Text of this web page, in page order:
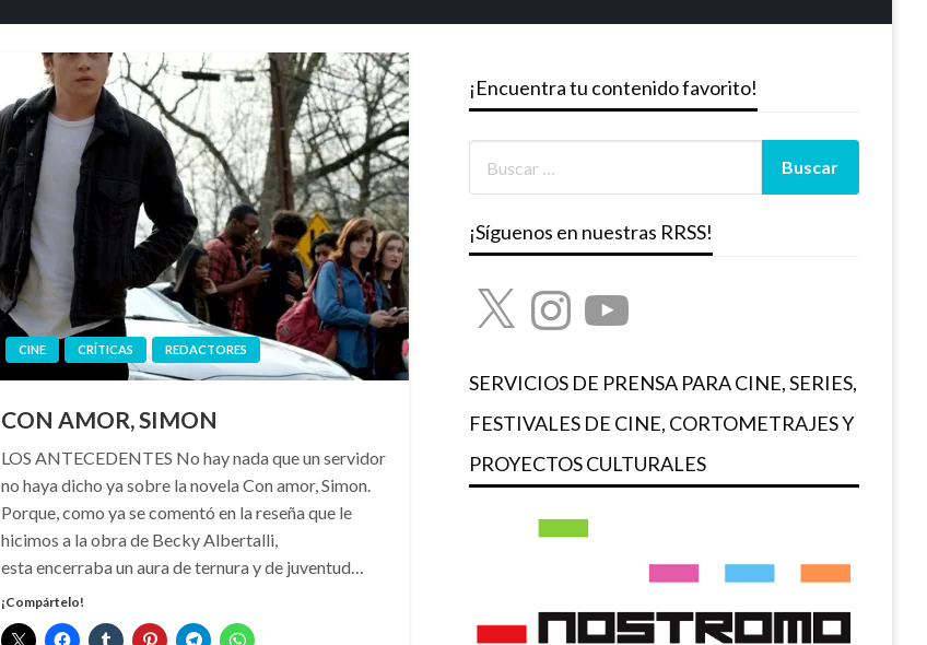
CINE CRÍTICAS REDACTORES
CON AMOR, SIMON
LOS ANTECEDENTES No hay nada que un servidor
no haya dicho ya sobre la novela Con amor, Simon.
Porque, como ya se comentó en la reseña que le
hicimos a la obra de Becky Albertalli,
esta encerraba un aura de ternura y de juventud…
¡Compártelo!
¡Encuentra tu contenido favorito!
¡Síguenos en nuestras RRSS!
X InstagramYouTube
SERVICIOS DE PRENSA PARA CINE, SERIES,
FESTIVALES DE CINE, CORTOMETRAJES Y
PROYECTOS CULTURALES